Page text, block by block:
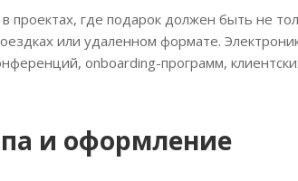
проектах, где подарок должен быть не
или удаленном формате.
onboarding-программ,
и оформление